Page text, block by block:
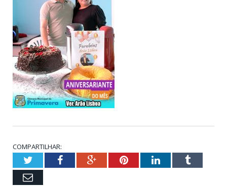
COMPARTILHAR:
TwitterFacebookGoogle+PinterestLinkedInTumblr
Email